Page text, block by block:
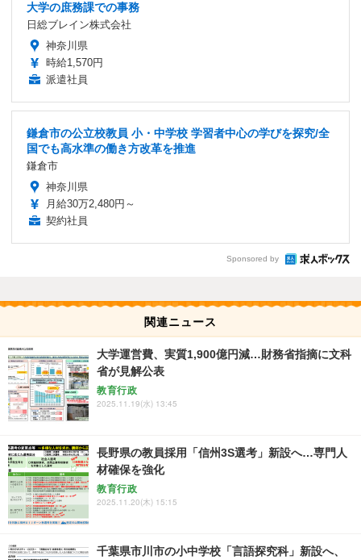
大学の庶務課での事務
日総ブレイン株式会社
神奈川県
時給1,570円
派遣社員
鎌倉市の公立校教員 小・中学校 学習者中心の学びを探究/全
国でも高水準の働き方改革を推進
鎌倉市
神奈川県
月給30万2,480円～
契約社員
Sponsored by
関連ニュース
大学運営費、実質1,900億円減…財務省指摘に文科
省が見解公表
教育行政
2025.11.19(水) 13:45
長野県の教員採用「信州3S選考」新設へ…専門人
材確保を強化
教育行政
2025.11.20(木) 15:15
千葉県市川市の小中学校「言語探究科」新設へ、